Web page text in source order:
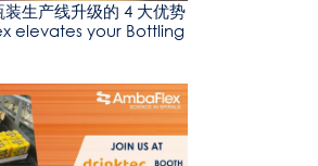
生产线升级的 4 大优势
elevates your Bottling